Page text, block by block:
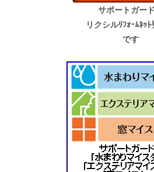
サポートガー
リクシルﾘﾌｫｰﾑﾈｯ
です